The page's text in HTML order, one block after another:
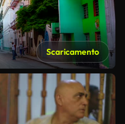
Scaricamento